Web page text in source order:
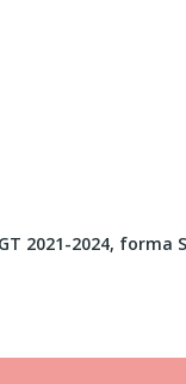
2021-2024, forma